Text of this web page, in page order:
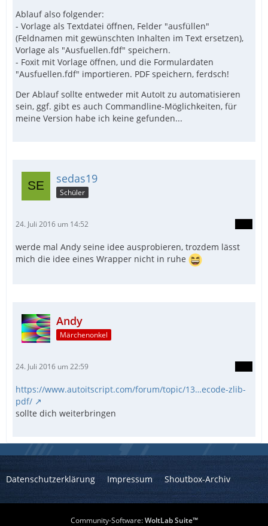
Ablauf also folgender:
- Vorlage als Textdatei öffnen, Felder "ausfüllen"
(Feldnamen mit gewünschten Inhalten im Text ersetzen),
Vorlage als "Ausfuellen.fdf" speichern.
- Foxit mit Vorlage öffnen, und die Formulardaten
"Ausfuellen.fdf" importieren. PDF speichern, ferdsch!
Der Ablauf sollte entweder mit AutoIt zu automatisieren
sein, ggf. gibt es auch Commandline-Möglichkeiten, für
meine Version habe ich keine gefunden...
sedas19
Schüler
24. Juli 2016 um 14:52
werde mal Andy seine idee ausprobieren, trozdem lässt
mich die idee eines Wrapper nicht in ruhe
Andy
Märchenonkel
24. Juli 2016 um 22:59
https://www.autoitscript.com/forum/topic/13…ecode-zlib-
pdf/
sollte dich weiterbringen
Datenschutzerklärung Impressum Shoutbox-Archiv
Community-Software:WoltLab Suite™